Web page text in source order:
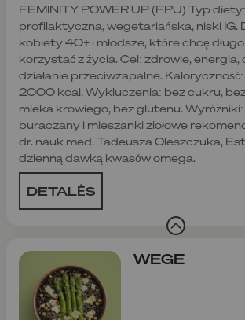
FEMINITY POWER UP (FPU) Typ diety:
profilaktyczna, wegetariańska, niski IG.
kobiety 40+ i młodsze, które chcę długo
korzystać z życia. Cel: zdrowie,
działanie przeciwzapalne.
2000 kcal. Wykluczenia: bez cukru,
mleka krowiego, bez glutenu.
buraczany i mieszanki ziołowe
dr. nauk med. Tadeusza Oleszczuka,
dzienną dawką kwasów omega.
DETALĖS
WEGE